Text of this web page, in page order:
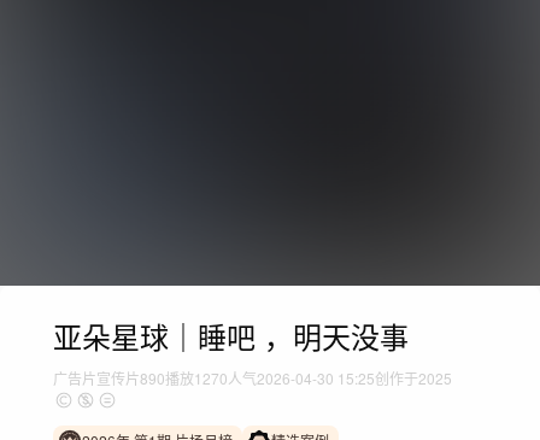
亚朵星球｜睡吧 ，明天没事
广告片宣传片890播放1270人气2026-04-30 15:25创作于2025